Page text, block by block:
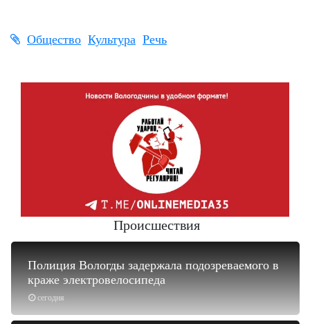
Общество Культура Речь
Происшествия
сегодня
Полиция Вологды задержала подозреваемого в
краже электровелосипеда